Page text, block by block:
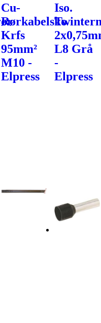
Cu-
Rørkabelsko
Krfs
95mm²
M10 -
Elpress
Iso.
L8 Grå
-
Elpress